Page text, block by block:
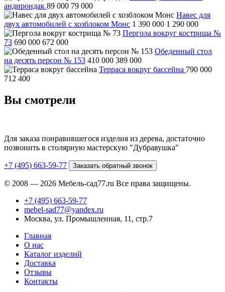
андирондак 89 000 79 000
Навес для
двух автомобилей с хозблоком Монс 1 390 000 1 290 000
Пергола вокруг кострища №
73 690 000 672 000
Обеденный стол
на десять персон № 153 410 000 389 000
Терраса вокруг бассейна 790 000
712 400
Вы смотрели
Для заказа понравившегося изделия из дерева, достаточно
позвонить в столярную мастерскую "Дубравушка"
+7 (495) 663-59-77 Заказать обратный звонок
© 2008 — 2026 Мебель-сад77.ru Все права защищены.
+7 (495) 663-59-77
mebel-sad77@yandex.ru
Москва, ул. Промышленная, 11, стр.7
Главная
О нас
Каталог изделий
Доставка
Отзывы
Контакты